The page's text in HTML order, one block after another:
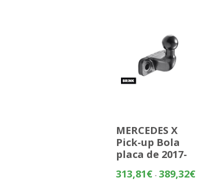
MERCEDES X
Pick-up Bola
placa de 2017-
313,81€ - 389,32€Rango